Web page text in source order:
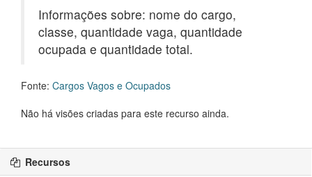
Informações sobre: nome do cargo,
classe, quantidade vaga, quantidade
ocupada e quantidade total.
Fonte: Cargos Vagos e Ocupados
Não há visões criadas para este recurso ainda.
Recursos